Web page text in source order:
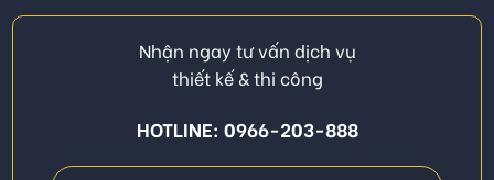
Nhận ngay tư vấn dịch vụ
thiết kế & thi công
HOTLINE: 0966-203-888